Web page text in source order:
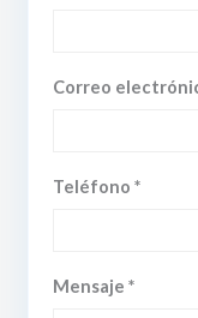
Correo
Teléfono *
Mensaje *